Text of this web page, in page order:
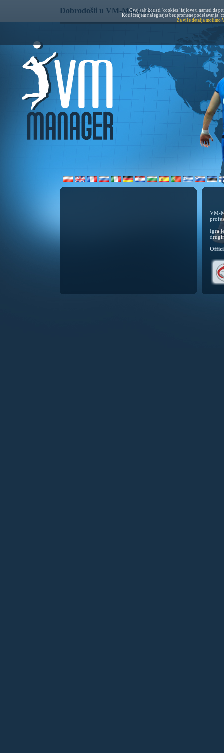
Dobrodošli u VM-Manager!
VM-
Igra
Ovaj sajt koristi `cookies` fajlove u nameri da
Korišćenjem našeg sajta bez promene podešavanja
Za više detalja molimo